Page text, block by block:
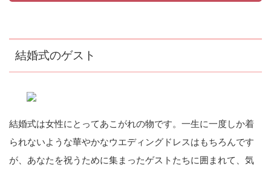
結婚式のゲスト
結婚式は女性にとってあこがれの物です。一生に一度しか着
られないような華やかなウエディングドレスはもちろんです
が、あなたを祝うために集まったゲストたちに囲まれて、気